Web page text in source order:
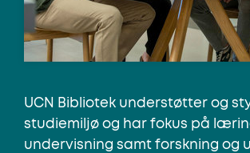
UCN Bibliotek understøtter og
studiemiljø og har fokus på
undervisning samt forskning og